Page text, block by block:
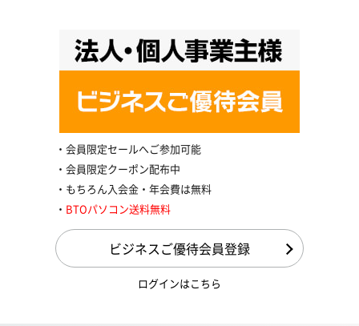
会員限定セールへご参加可能
会員限定クーポン配布中
もちろん入会金・年会費は無料
BTOパソコン送料無料
ビジネスご優待会員登録
ログインはこちら